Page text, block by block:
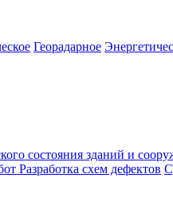
Георадарное
состояния зданий и
Разработка схем дефектов